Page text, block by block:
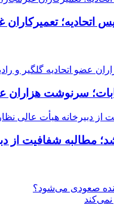
تعمیرکاران
مطالبه شفافیت از
صعودی می‌شود؟